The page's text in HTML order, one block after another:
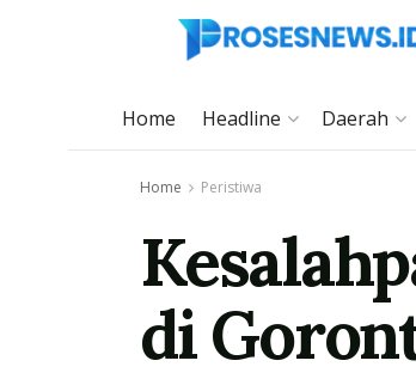
Home Headline Daerah
Home Peristiwa
di